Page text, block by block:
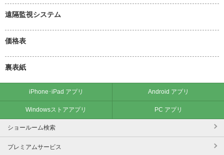
遠隔監視システム
価格表
裏表紙
iPhone･iPad アプリ Android アプリ
Windowsストアアプリ PC アプリ
ショールーム検索
プレミアムサービス